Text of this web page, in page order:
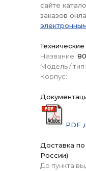
сайте
заказов
Название:
Модель / тип:
Корпус:
PDF
Доставка
России)
До пункта